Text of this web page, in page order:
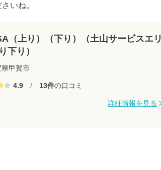
いね。
（上り）（下り）（土山サービスエリ
下り）
県甲賀市
4.9 / 13件の口コミ
詳細情報を見る